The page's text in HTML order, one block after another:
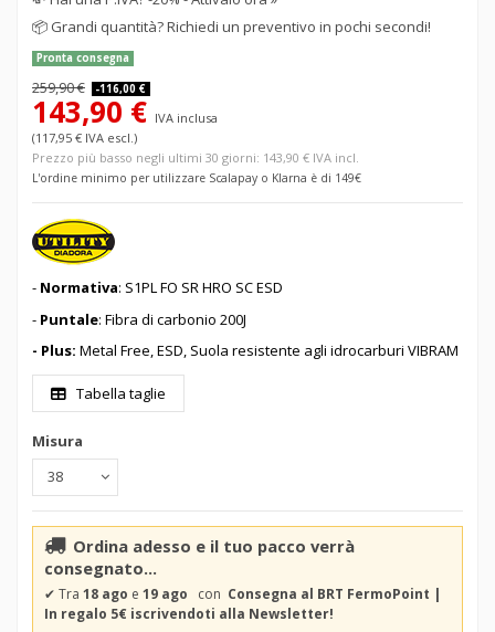
📦 Grandi quantità? Richiedi un preventivo in pochi secondi!
Pronta consegna
259,90 € -116,00 €
143,90 € IVA inclusa
(117,95 € IVA escl.)
Prezzo più basso negli ultimi 30 giorni: 143,90 € IVA incl.
L'ordine minimo per utilizzare Scalapay o Klarna è di 149€
- Normativa: S1PL FO SR HRO SC ESD
- Puntale: Fibra di carbonio 200J
- Plus: Metal Free, ESD, Suola resistente agli idrocarburi VIBRAM
Tabella taglie
Misura
Ordina adesso e il tuo pacco verrà
consegnato...
✔ Tra 18 ago e 19 ago con Consegna al BRT FermoPoint |
In regalo 5€ iscrivendoti alla Newsletter!